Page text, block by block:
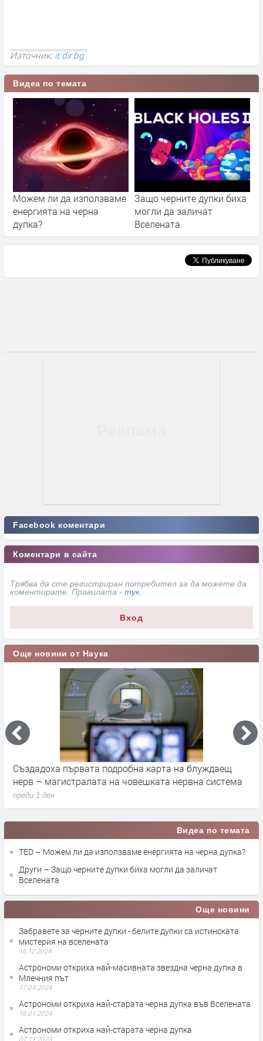
Източник:it.dir.bg
Видеа по темата
Можем ли да използваме
енергията на черна
дупка?
Защо черните дупки биха
могли да заличат
Вселената
Facebook коментари
Коментари в сайта
Трябва да сте регистриран потребител за да можете да
коментирате. Правилата - тук
Вход
Още новини от Наука
Апофис няма да удари Земята през 2029 г., но крие
друга заплаха за учените
преди 1 ден
Видеа по темата
TED – Можем ли да използваме енергията на черна дупка?
Други – Защо черните дупки биха могли да заличат
Вселената
Още новини
Забравете за черните дупки - белите дупки са истинската
мистерия на вселената
16.12.2024
Астрономи откриха най-масивната звездна черна дупка в
Млечния път
17.04.2024
Астрономи откриха най-старата черна дупка във Вселената
18.01.2024
Астрономи откриха най-старата черна дупка
07.11.2023